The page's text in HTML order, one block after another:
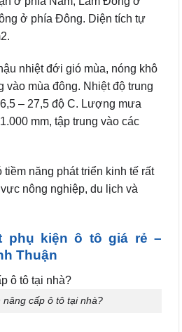
ở phía Đông. Diện tích tự
nhiệt đới gió mùa, nóng khô
vào mùa đông. Nhiệt độ trung
– 27,5 độ C. Lượng mưa
mm, tập trung vào các
năng phát triển kinh tế rất
nông nghiệp, du lịch và
phụ kiện ô tô giá rẻ –
Thuận
nâng cấp ô tô tại nhà?